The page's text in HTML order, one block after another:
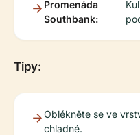
Promenáda
Southbank:
Tipy:
Oblékněte se ve
chladné.